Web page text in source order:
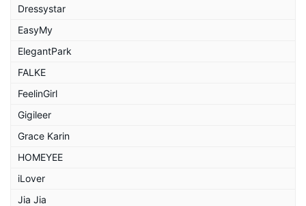
Dressystar
EasyMy
ElegantPark
FALKE
FeelinGirl
Gigileer
Grace Karin
HOMEYEE
iLover
Jia Jia